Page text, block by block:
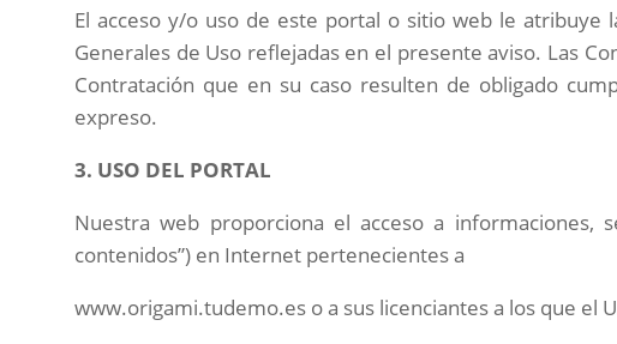
El acceso y/o uso de este portal o sitio web le atribuye
Generales de Uso reflejadas en el presente aviso. Las
Contratación que en su caso resulten de obligado
expreso.
3. USO DEL PORTAL
Nuestra web proporciona el acceso a informaciones,
contenidos”) en Internet pertenecientes a
www.origami.tudemo.es o a sus licenciantes a los que el